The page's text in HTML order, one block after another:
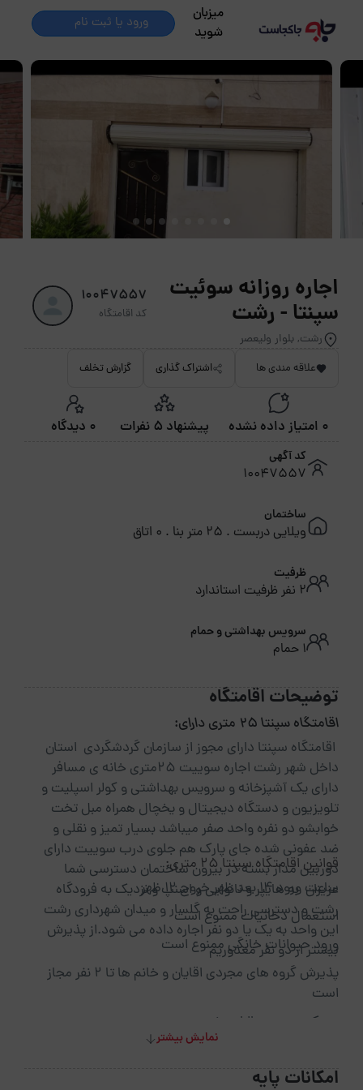
میزبان
شوید
ورود یا ثبت نام
اجاره روزانه سوئیت
سپنتا - رشت
رشت, بلوار ولیعصر
10047557
کد اقامتگاه
علاقه مندی ها اشتراک گذاری گزارش تخلف
0 امتیاز داده نشده پیشنهاد 5 نفرات 0 دیدگاه
کد آگهی
10047557
ساختمان
ویلایی دربست . 25 متر بنا . 0 اتاق
ظرفیت
2 نفر ظرفیت استاندارد
سرویس بهداشتی و حمام
1 حمام
توضیحات اقامتگاه
اقامتگاه سپنتا 25 متری دارای:
اقامتگاه سپنتا دارای مجوز از سازمان گردشگردی استان
داخل شهر رشت اجاره سوییت 25متری خانه ی مسافر
دارای یک آشپزخانه و سرویس بهداشتی و کولر اسپلیت و
تلویزیون و دستگاه دیجیتال و یخچال همراه مبل تخت
خوابشو دو نفره واحد صفر میباشد بسیار تمیز و نقلی و
ضد عفونی شده جای پارک هم جلوی درب سوییت دارای
دوربین مدار بسته در بیرون ساختمان دسترسی شما
عزیزان به هایپر و نانوایی و اسنپ و نزدیک به فرودگاه
رشت و دسترسی راحت به گلسار و میدان شهرداری رشت
این واحد به یک یا دو نفر اجاره داده می شود.از پذیرش
بیشتر از دو نفر معذوریم
قوانین اقامتگاه سپنتا 25 متری:
ساعت ورود 14 بعد ظهر خروج 12 ظهر
استعمال دخانیات ممنوع است
ورود حیوانات خانگی ممنوع است
پذیرش گروه های مجردی اقایان و خانم ها تا 2 نفر مجاز
است
مدرک محرمیت الزامی نیست
ارائه کارت ملی الزامی است
نمایش بیشتر
امکانات پایه